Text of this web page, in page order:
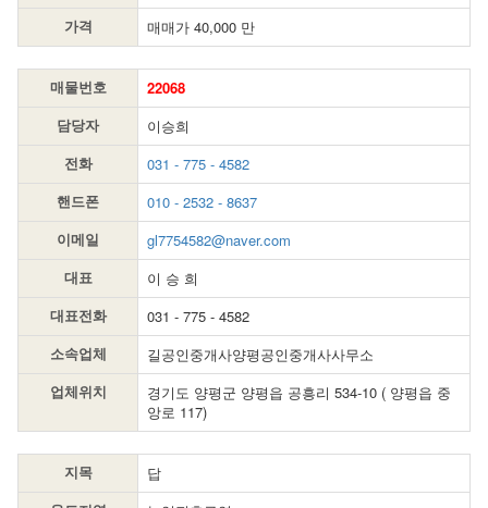
가격 매매가 40,000 만
매물번호 22068
담당자 이승희
전화 031 - 775 - 4582
핸드폰 010 - 2532 - 8637
이메일 gl7754582@naver.com
대표 이 승 희
대표전화 031 - 775 - 4582
소속업체 길공인중개사양평공인중개사사무소
업체위치
경기도 양평군 양평읍 공흥리 534-10 ( 양평읍 중
앙로 117)
지목 답